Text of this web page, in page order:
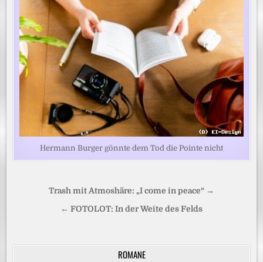
Hermann Burger gönnte dem Tod die Pointe nicht
Beitragsnavigation
Trash mit Atmoshäre: „I come in peace“ →
← FOTOLOT: In der Weite des Felds
ROMANE